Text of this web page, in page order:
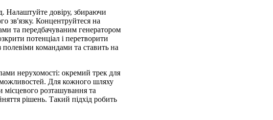
Налаштуйте довіру, збираючи
зв'язку. Концентруйтеся на
та передбачуваним генератором
потенціал і перетворити
полевіми командами та ставить на
нерухомості: окремий трек для
Для кожного шляху
місцевого розташування та
рішень. Такий підхід робить